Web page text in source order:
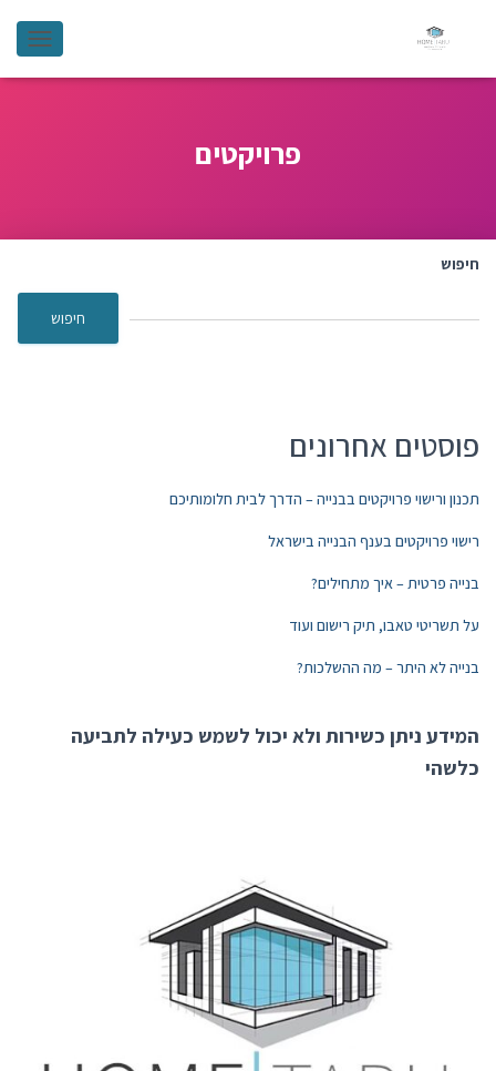
פרויקטים
חיפוש
חיפוש
פוסטים אחרונים
תכנון ורישוי פרויקטים בבנייה – הדרך לבית חלומותיכם
רישוי פרויקטים בענף הבנייה בישראל
בנייה פרטית – איך מתחילים?
על תשריטי טאבו, תיק רישום ועוד
בנייה לא היתר – מה ההשלכות?
המידע ניתן כשירות ולא יכול לשמש כעילה לתביעה
כלשהי